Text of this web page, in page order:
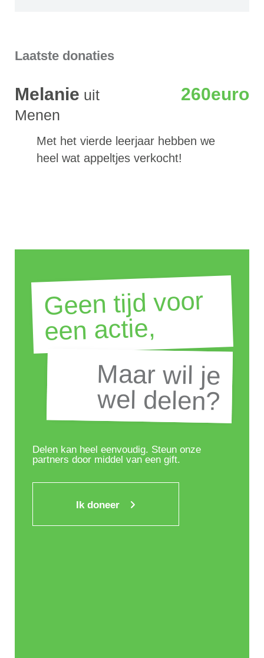
Laatste donaties
Melanie uit
Menen
260euro
Met het vierde leerjaar hebben we
heel wat appeltjes verkocht!
Geen tijd voor
een actie,
Maar wil je
wel delen?
Maar wil je
wel delen?
Delen kan heel eenvoudig. Steun onze
partners door middel van een gift.
Ik doneer